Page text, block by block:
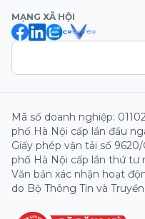
MẠNG XÃ HỘI
Mã số doanh nghiệp:
phố Hà Nội cấp lần đầu
Giấy phép vận tải số
phố Hà Nội cấp lần thứ tư
Văn bản xác nhận hoạt
do Bộ Thông Tin và